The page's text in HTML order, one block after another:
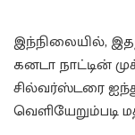
இந்நிலையில்,
கனடா நாட்டின்
சில்வர்ஸ்டரை
வெளியேறும்படி